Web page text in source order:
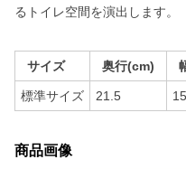
るトイレ空間を演出します。
サイズ 奥行(cm)
標準サイズ 21.5 15
商品画像